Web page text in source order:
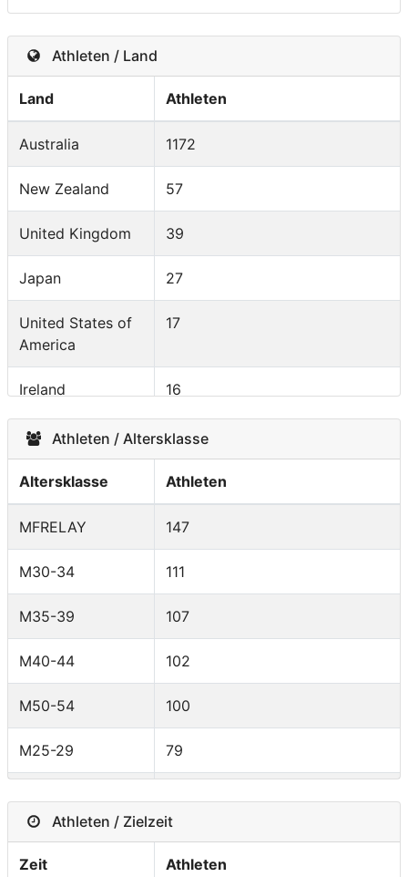
Athleten / Land
Land Athleten
Australia 1172
New Zealand 57
United Kingdom 39
Japan 27
United States of
America
17
Ireland 16
South Africa 9
Germany 8
France 7
Hong Kong 5
Italy 5
Spain 5
Venezuela 5
Singapore 5
Athleten / Altersklasse
Altersklasse Athleten
MFRELAY 147
M30-34 111
M35-39 107
M40-44 102
M50-54 100
M25-29 79
FRELAY 67
Athleten / Zielzeit
Zeit Athleten